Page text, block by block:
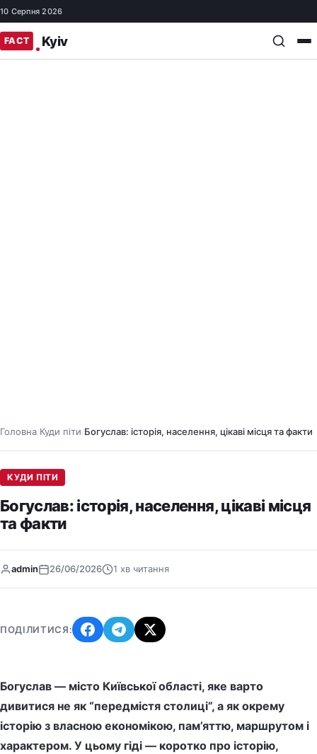
10 Серпня 2026
Головна/ Куди піти/ Богуслав: історія, населення, цікаві місця та факти
КУДИ ПІТИ
Богуслав: історія, населення, цікаві місця
та факти
admin 26/06/2026 1 хв читання
ПОДІЛИТИСЯ:
Богуслав — місто Київської області, яке варто
дивитися не як “передмістя столиці”, а як окрему
історію з власною економікою, пам’яттю, маршрутом і
характером. У цьому гіді — коротко про історію,